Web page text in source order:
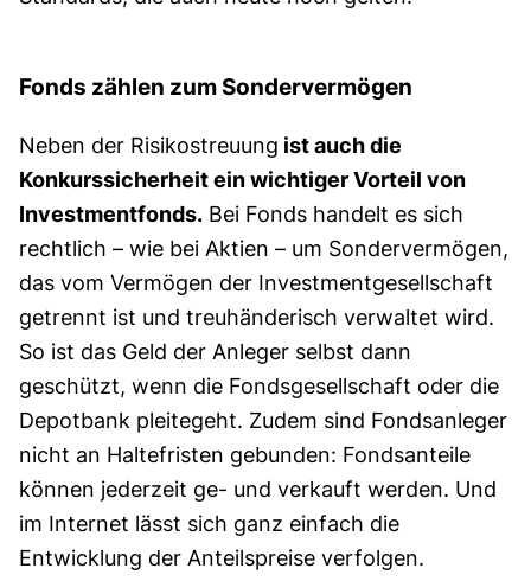
Fonds zählen zum Sondervermögen
Neben der Risikostreuung ist auch die
Konkurssicherheit ein wichtiger Vorteil von
Investmentfonds. Bei Fonds handelt es sich
rechtlich – wie bei Aktien – um Sondervermögen,
das vom Vermögen der Investmentgesellschaft
getrennt ist und treuhänderisch verwaltet wird.
So ist das Geld der Anleger selbst dann
geschützt, wenn die Fondsgesellschaft oder die
Depotbank pleitegeht. Zudem sind Fondsanleger
nicht an Haltefristen gebunden: Fondsanteile
können jederzeit ge- und verkauft werden. Und
im Internet lässt sich ganz einfach die
Entwicklung der Anteilspreise verfolgen.